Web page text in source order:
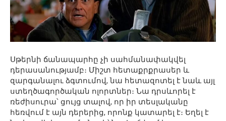
Սթերնի ճանապարհը չի սահմանափակվել
դերասանությամբ։ Միշտ հետաքրքրասեր և
զարգանալու ձգտումով, նա հետազոտել է նաև այլ
ստեղծագործական ոլորտներ։ Նա դրսևորել է
ռեժիսուրա՝ ցույց տալով, որ իր տեսլականը
հեռվում է այն դերերից, որոնք կատարել է։ Եղել է